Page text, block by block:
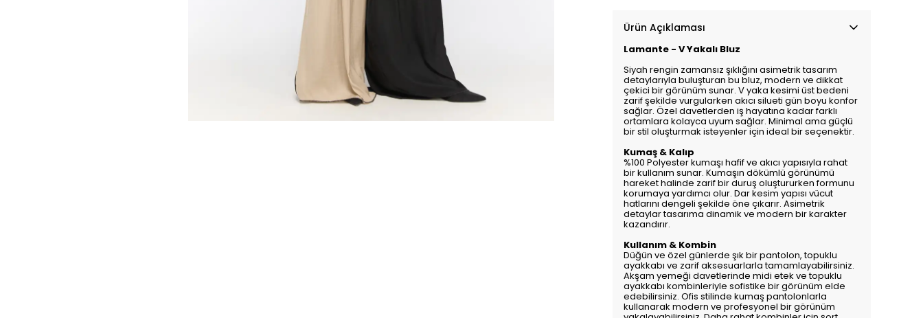
Ürün Açıklaması
Lamante - V Yakalı Bluz
Siyah rengin zamansız şıklığını asimetrik tasarım
detaylarıyla buluşturan bu bluz, modern ve dikkat
çekici bir görünüm sunar. V yaka kesimi üst bedeni
zarif şekilde vurgularken akıcı silueti gün boyu konfor
sağlar. Özel davetlerden iş hayatına kadar farklı
ortamlara kolayca uyum sağlar. Minimal ama güçlü
bir stil oluşturmak isteyenler için ideal bir seçenektir.
Kumaş & Kalıp
%100 Polyester kumaşı hafif ve akıcı yapısıyla rahat
bir kullanım sunar. Kumaşın dökümlü görünümü
hareket halinde zarif bir duruş oluştururken formunu
korumaya yardımcı olur. Dar kesim yapısı vücut
hatlarını dengeli şekilde öne çıkarır. Asimetrik
detaylar tasarıma dinamik ve modern bir karakter
kazandırır.
Kullanım & Kombin
Düğün ve özel günlerde şık bir pantolon, topuklu
ayakkabı ve zarif aksesuarlarla tamamlayabilirsiniz.
Akşam yemeği davetlerinde midi etek ve topuklu
ayakkabı kombinleriyle sofistike bir görünüm elde
edebilirsiniz. Ofis stilinde kumaş pantolonlarla
kullanarak modern ve profesyonel bir görünüm